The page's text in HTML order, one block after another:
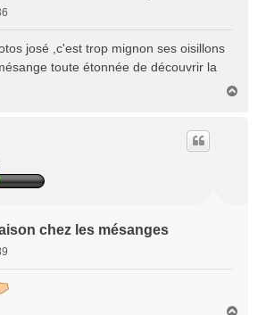
josé ,c'est trop mignon ses oisillons
toute étonnée de découvrir la
chez les mésanges